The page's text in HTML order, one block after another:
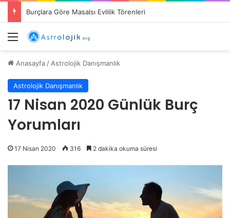
Menü
Anasayfa / Astrolojik Danışmanlık
Astrolojik Danışmanlık
17 Nisan 2020 Günlük Burç
Yorumları
17 Nisan 2020 316 2 dakika okuma süresi